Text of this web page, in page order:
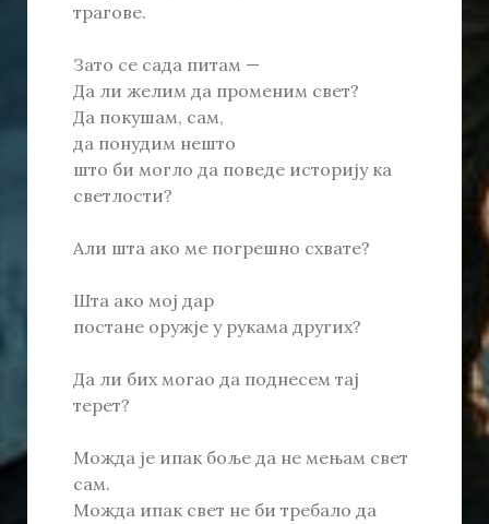
трагове.
Зато се сада питам —
Да ли желим да променим свет?
Да покушам, сам,
да понудим нешто
што би могло да поведе историју ка
светлости?
Али шта ако ме погрешно схвате?
Шта ако мој дар
постане оружје у рукама других?
Да ли бих могао да поднесем тај
терет?
Можда је ипак боље да не мењам свет
сам.
Можда ипак свет не би требало да